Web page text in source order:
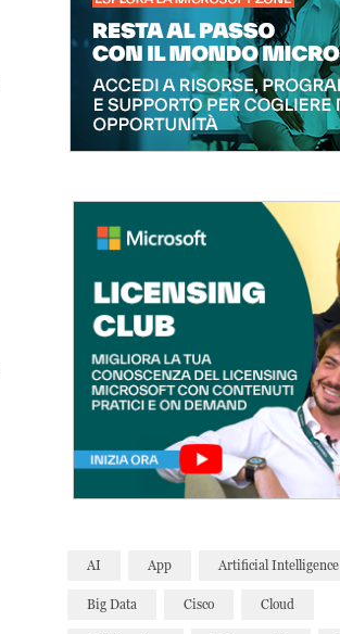
AI App Artificial Intelligence
Big Data Cisco Cloud